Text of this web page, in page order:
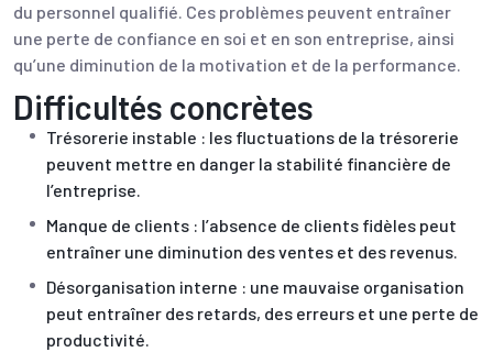
du personnel qualifié. Ces problèmes peuvent entraîner
une perte de confiance en soi et en son entreprise, ainsi
qu’une diminution de la motivation et de la performance.
Difficultés concrètes
Trésorerie instable : les fluctuations de la trésorerie
peuvent mettre en danger la stabilité financière de
l’entreprise.
Manque de clients : l’absence de clients fidèles peut
entraîner une diminution des ventes et des revenus.
Désorganisation interne : une mauvaise organisation
peut entraîner des retards, des erreurs et une perte de
productivité.